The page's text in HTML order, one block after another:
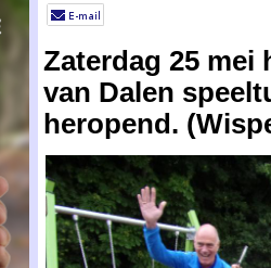
Zaterdag 25
van Dalen
heropend.